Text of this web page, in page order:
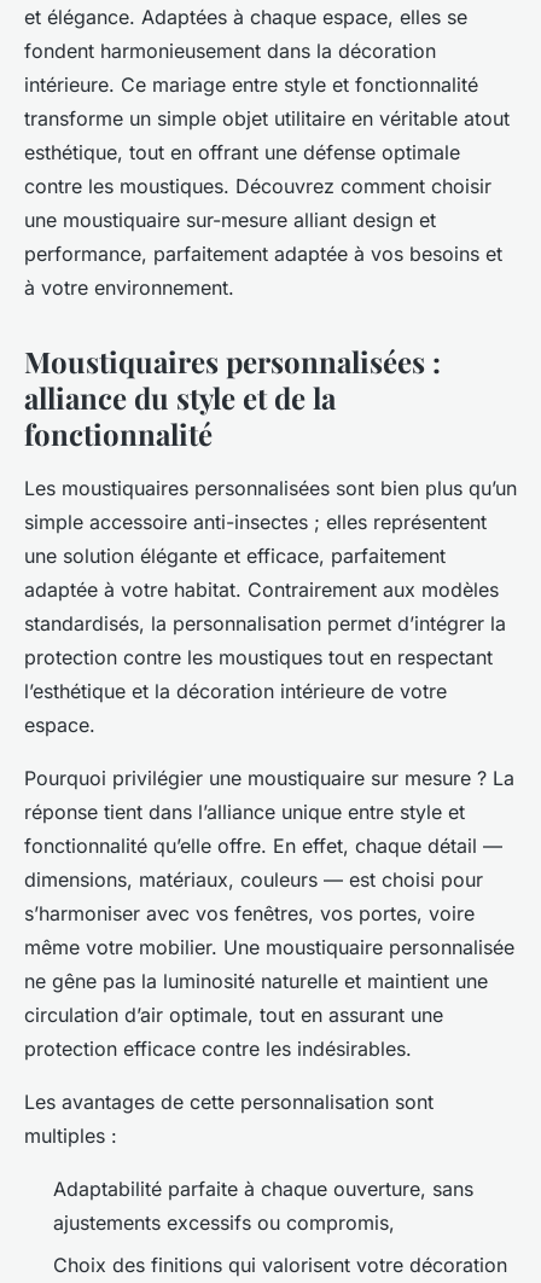
Marceau •17 février 2026•8 min de lecture
et élégance. Adaptées à chaque espace, elles se
fondent harmonieusement dans la décoration
intérieure. Ce mariage entre style et fonctionnalité
transforme un simple objet utilitaire en véritable atout
esthétique, tout en offrant une défense optimale
contre les moustiques. Découvrez comment choisir
une moustiquaire sur-mesure alliant design et
performance, parfaitement adaptée à vos besoins et
à votre environnement.
Moustiquaires personnalisées :
alliance du style et de la
fonctionnalité
Les moustiquaires personnalisées sont bien plus qu’un
simple accessoire anti-insectes ; elles représentent
une solution élégante et efficace, parfaitement
adaptée à votre habitat. Contrairement aux modèles
standardisés, la personnalisation permet d’intégrer la
protection contre les moustiques tout en respectant
l’esthétique et la décoration intérieure de votre
espace.
Pourquoi privilégier une moustiquaire sur mesure ? La
réponse tient dans l’alliance unique entre style et
fonctionnalité qu’elle offre. En effet, chaque détail —
dimensions, matériaux, couleurs — est choisi pour
s’harmoniser avec vos fenêtres, vos portes, voire
même votre mobilier. Une moustiquaire personnalisée
ne gêne pas la luminosité naturelle et maintient une
circulation d’air optimale, tout en assurant une
protection efficace contre les indésirables.
Les avantages de cette personnalisation sont
multiples :
Adaptabilité parfaite à chaque ouverture, sans
ajustements excessifs ou compromis,
Choix des finitions qui valorisent votre décoration